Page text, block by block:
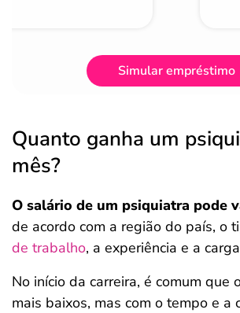
Simular empréstimo
Quanto ganha um
mês?
O salário de um psiquiatra pode
de acordo com a região do país, o
de trabalho, a experiência e a
No início da carreira, é comum que
mais baixos, mas com o tempo e a